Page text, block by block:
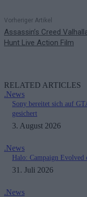
Vorheriger Artikel
Assassin’s Creed
Hunt Live Action Film
RELATED ARTICLES
.News
Sony bereitet sich auf
gesichert
3. August 2026
.News
Halo: Campaign Evolved
31. Juli 2026
.News